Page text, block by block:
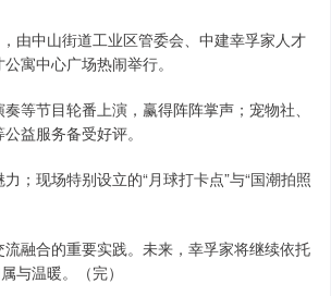
由中山街道工业区管委会、中建幸孚家人才
寓中心广场热闹举行。
等节目轮番上演，赢得阵阵掌声；宠物社、
益服务备受好评。
；现场特别设立的“月球打卡点”与“国潮拍照
融合的重要实践。未来，幸孚家将继续依托
与温暖。（完）